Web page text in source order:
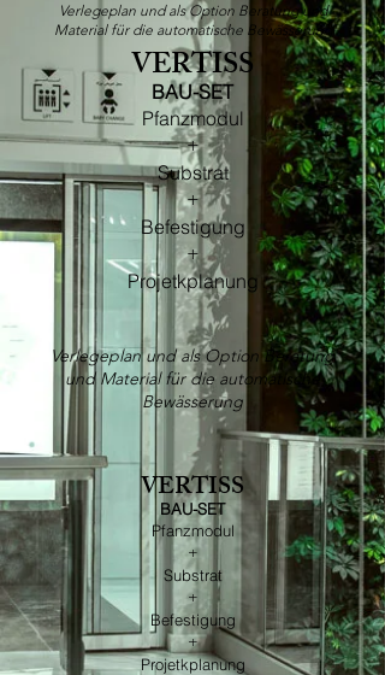
Verlegeplan und als Option Beratung und
Material für die automatische Bewässerung
VERTISS
​BAU-SET
Pfanzmodul
+
Substrat
+
Befestigung
+
Projetkplanung
Verlegeplan und als Option Beratung
und Material für die automatische
Bewässerung
VERTISS
​BAU-SET
Pfanzmodul
+
Substrat
+
Befestigung
+
Projetkplanung